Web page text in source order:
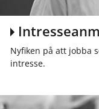
Nyfiken på att jobba
intresse.